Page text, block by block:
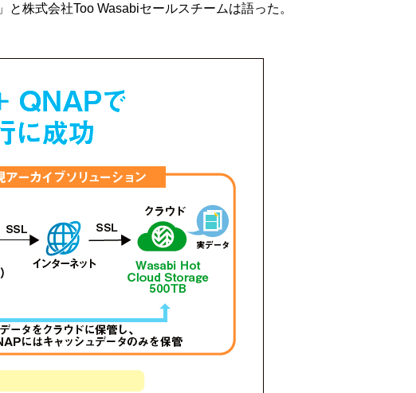
株式会社Too Wasabiセールスチームは語った。